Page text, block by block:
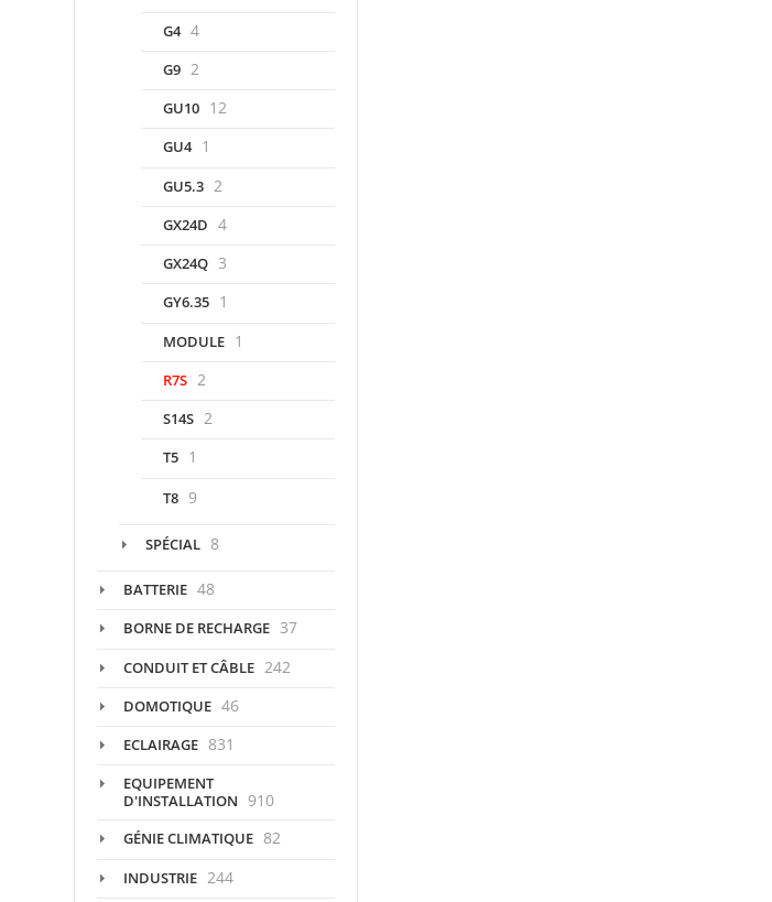
G4 4
G9 2
GU10 12
GU4 1
GU5.3 2
GX24D 4
GX24Q 3
GY6.35 1
MODULE 1
R7S 2
S14S 2
T5 1
T8 9
SPÉCIAL 8
BATTERIE 48
BORNE DE RECHARGE 37
CONDUIT ET CÂBLE 242
DOMOTIQUE 46
ECLAIRAGE 831
EQUIPEMENT
D'INSTALLATION 910
GÉNIE CLIMATIQUE 82
INDUSTRIE 244